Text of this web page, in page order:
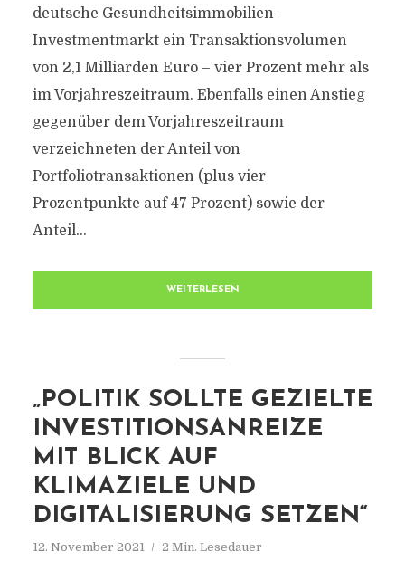
deutsche Gesundheitsimmobilien-
Investmentmarkt ein Transaktionsvolumen
von 2,1 Milliarden Euro – vier Prozent mehr als
im Vorjahreszeitraum. Ebenfalls einen Anstieg
gegenüber dem Vorjahreszeitraum
verzeichneten der Anteil von
Portfoliotransaktionen (plus vier
Prozentpunkte auf 47 Prozent) sowie der
Anteil...
WEITERLESEN
„POLITIK SOLLTE GEZIELTE
INVESTITIONSANREIZE
MIT BLICK AUF
KLIMAZIELE UND
DIGITALISIERUNG SETZEN“
12. November 2021 2 Min. Lesedauer